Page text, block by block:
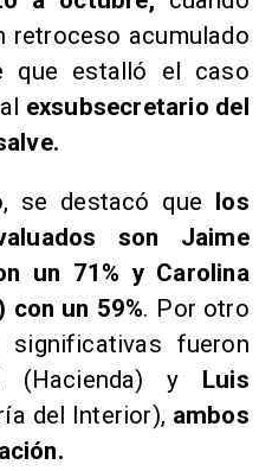
retroceso acumulado
que estalló el caso
exsubsecretario del
se destacó que los
son Jaime
un 71% y Carolina
un 59%. Por otro
fueron
(Hacienda) y Luis
del Interior), ambos